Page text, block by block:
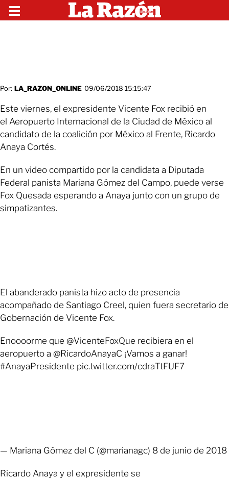
Por: LA_RAZON_ONLINE 09/06/2018 15:15:47
Este viernes, el expresidente Vicente Fox recibió en
el Aeropuerto Internacional de la Ciudad de México al
candidato de la coalición por México al Frente, Ricardo
Anaya Cortés.
En un video compartido por la candidata a Diputada
Federal panista Mariana Gómez del Campo, puede verse
Fox Quesada esperando a Anaya junto con un grupo de
simpatizantes.
El abanderado panista hizo acto de presencia
acompañado de Santiago Creel, quien fuera secretario de
Gobernación de Vicente Fox.
Enoooorme que @VicenteFoxQue recibiera en el
aeropuerto a @RicardoAnayaC ¡Vamos a ganar!
#AnayaPresidente pic.twitter.com/cdraTtFUF7
— Mariana Gómez del C (@marianagc) 8 de junio de 2018
Ricardo Anaya y el expresidente se